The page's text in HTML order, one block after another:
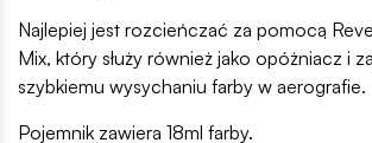
Najlepiej jest rozcieńczać za pomocą
Mix, który służy również jako opóżniacz i
szybkiemu wysychaniu farby w aerografie.
Pojemnik zawiera 18ml farby.